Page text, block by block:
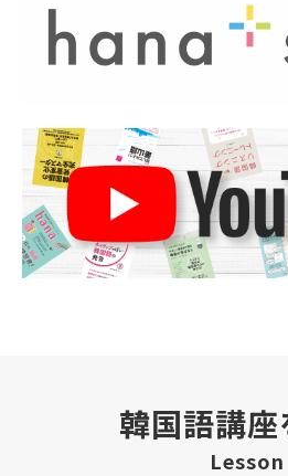
韓国語講座
Lesson